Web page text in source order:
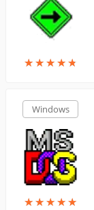
★★★★★
★★★★★
Windows
★★★★★
★★★★★